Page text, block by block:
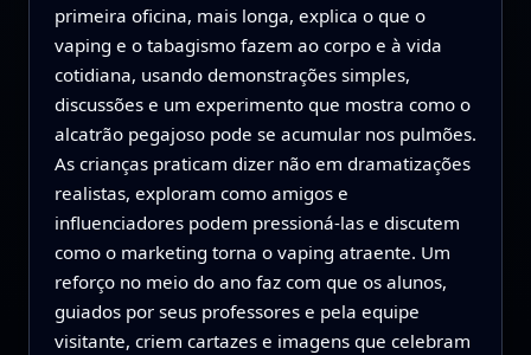
primeira oficina, mais longa, explica o que o
vaping e o tabagismo fazem ao corpo e à vida
cotidiana, usando demonstrações simples,
discussões e um experimento que mostra como o
alcatrão pegajoso pode se acumular nos pulmões.
As crianças praticam dizer não em dramatizações
realistas, exploram como amigos e
influenciadores podem pressioná-las e discutem
como o marketing torna o vaping atraente. Um
reforço no meio do ano faz com que os alunos,
guiados por seus professores e pela equipe
visitante, criem cartazes e imagens que celebram